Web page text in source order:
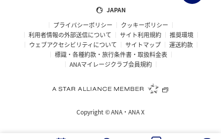
オーストラリア 東南アジア・南アジア
ベトナム イタリア 東北地方 佐賀県
広島県 バンコク 沖縄県
イギリス ホノルル
JAPAN
プライバシーポリシー
クッキーポリシー
利用者情報の外部送信について
サイト利用規約
推奨環境
ウェブアクセシビリティについて
サイトマップ
運送約款
標識・各種約款・旅行条件書・取扱料金表
ANAマイレージクラブ会員規約
Copyright ©ANA・ANA X